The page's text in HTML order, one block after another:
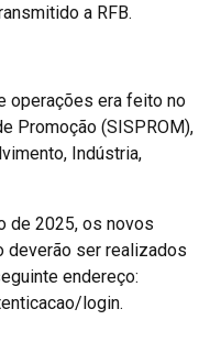
a RFB.
operações era feito no
Promoção (SISPROM),
Indústria,
de 2025, os novos
deverão ser realizados
endereço:
login.